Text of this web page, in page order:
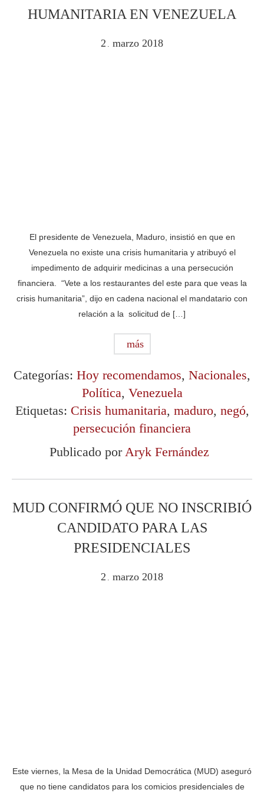
HUMANITARIA EN VENEZUELA
2 . marzo 2018
El presidente de Venezuela, Maduro, insistió en que en
Venezuela no existe una crisis humanitaria y atribuyó el
impedimento de adquirir medicinas a una persecución
financiera. “Vete a los restaurantes del este para que veas la
crisis humanitaria”, dijo en cadena nacional el mandatario con
relación a la solicitud de […]
más
Categorías: Hoy recomendamos, Nacionales,
Política, Venezuela
Etiquetas: Crisis humanitaria, maduro, negó,
persecución financiera
Publicado porAryk Fernández
MUD CONFIRMÓ QUE NO INSCRIBIÓ
CANDIDATO PARA LAS
PRESIDENCIALES
2 . marzo 2018
Este viernes, la Mesa de la Unidad Democrática (MUD) aseguró
que no tiene candidatos para los comicios presidenciales de